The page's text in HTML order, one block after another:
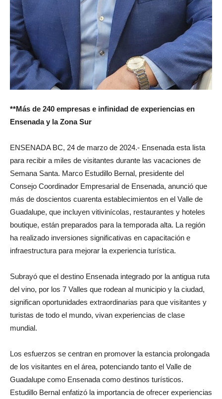
**Más de 240 empresas e infinidad de experiencias en
Ensenada y la Zona Sur
ENSENADA BC, 24 de marzo de 2024.- Ensenada esta lista
para recibir a miles de visitantes durante las vacaciones de
Semana Santa. Marco Estudillo Bernal, presidente del
Consejo Coordinador Empresarial de Ensenada, anunció que
más de doscientos cuarenta establecimientos en el Valle de
Guadalupe, que incluyen vitivinícolas, restaurantes y hoteles
boutique, están preparados para la temporada alta. La región
ha realizado inversiones significativas en capacitación e
infraestructura para mejorar la experiencia turística.
Subrayó que el destino Ensenada integrado por la antigua ruta
del vino, por los 7 Valles que rodean al municipio y la ciudad,
significan oportunidades extraordinarias para que visitantes y
turistas de todo el mundo, vivan experiencias de clase
mundial.
Los esfuerzos se centran en promover la estancia prolongada
de los visitantes en el área, potenciando tanto el Valle de
Guadalupe como Ensenada como destinos turísticos.
Estudillo Bernal enfatizó la importancia de ofrecer experiencias